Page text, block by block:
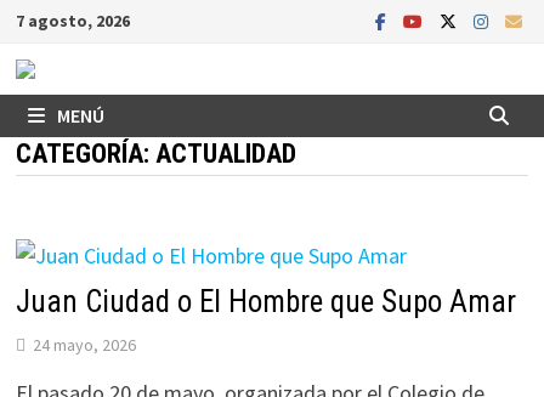
Saltar
contenido
7 agosto, 2026
MENÚ
CATEGORÍA: ACTUALIDAD
Juan Ciudad o El Hombre que Supo Amar
24 mayo, 2026